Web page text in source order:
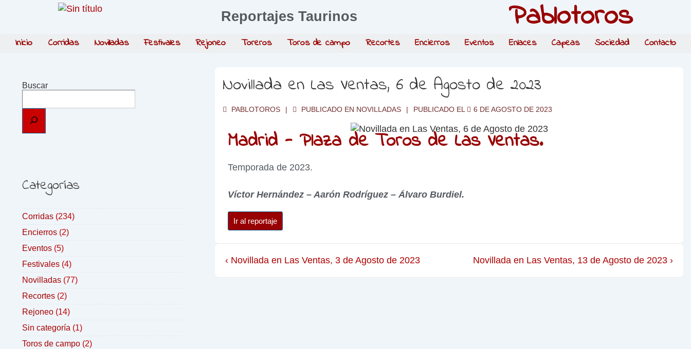
Reportajes Taurinos Pablotoros
Inicio Corridas Novilladas Festivales Rejoneo Toreros Toros de campo Recortes Encierros Eventos Enlaces Capeas Sociedad Contacto
Novillada en Las Ventas, 6 de Agosto de 2023
PABLOTOROS PUBLICADO EN NOVILLADAS PUBLICADO EL 6 DE AGOSTO DE 2023
Madrid - Plaza de Toros de Las Ventas.
Temporada de 2023.
Víctor Hernández – Aarón Rodríguez – Álvaro Burdiel.
Ir al reportaje
‹ Novillada en Las Ventas, 3 de Agosto de 2023 Novillada en Las Ventas, 13 de Agosto de 2023 ›
Buscar
Categorías
Corridas (234)
Encierros (2)
Eventos (5)
Festivales (4)
Novilladas (77)
Recortes (2)
Rejoneo (14)
Sin categoría (1)
Toros de campo (2)